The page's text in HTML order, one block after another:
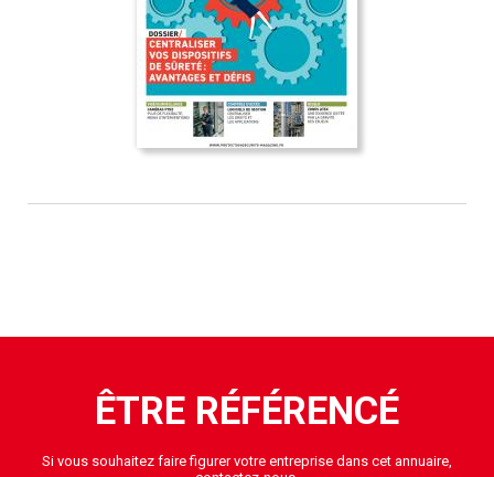
ÊTRE RÉFÉRENCÉ
Si vous souhaitez faire figurer votre entreprise dans cet annuaire,